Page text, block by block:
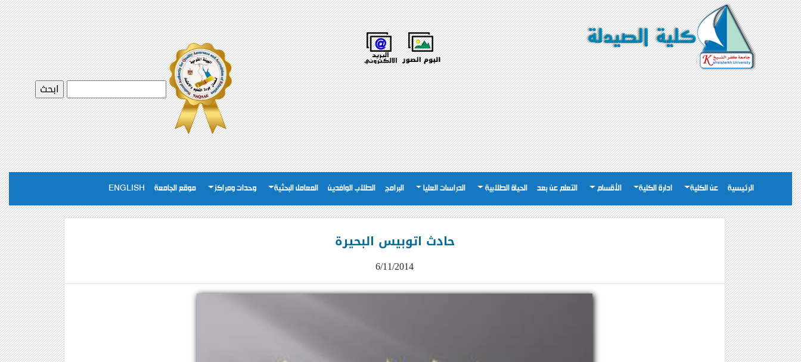
الرئيسية عن الكلية ادارة الكلية الأقسام التعلم عن بعد الحياة الطلابية الدراسات العليا البرامج الطلاب الوافدين المعامل البحثية وحدات ومراكز موقع الجامعة ENGLISH
حادث اتوبيس البحيرة
6/11/2014